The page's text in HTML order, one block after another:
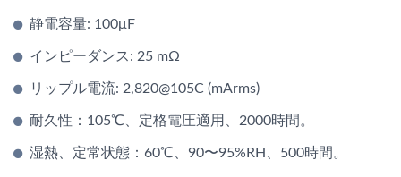
静電容量: 100μF
インピーダンス: 25 mΩ
リップル電流: 2,820@105C (mArms)
耐久性：105℃、定格電圧適用、2000時間。
湿熱、定常状態：60℃、90〜95%RH、500時間。